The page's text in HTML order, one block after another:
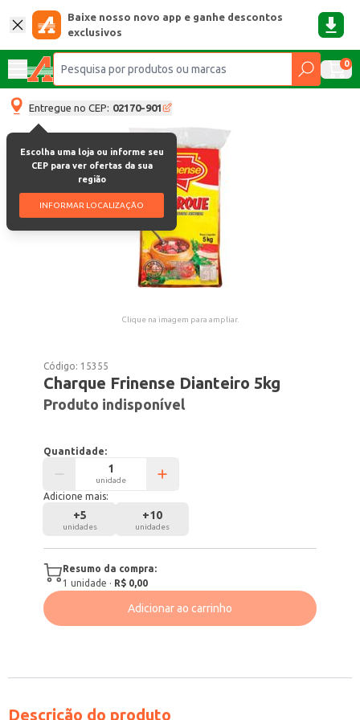
Baixe nosso novo app e ganhe descontos
exclusivos
0
Entregue no CEP: 02170-901
Escolha uma loja ou informe seu
CEP para ver ofertas da sua
região
INFORMAR LOCALIZAÇÃO
Clique na imagem para ampliar.
Código: 15355
Charque Frinense Dianteiro 5kg
Produto indisponível
Quantidade:
unidade
Adicione mais:
+5
unidades
+10
unidades
Resumo da compra:
1 unidade · R$ 0,00
Adicionar ao carrinho
Descrição do produto